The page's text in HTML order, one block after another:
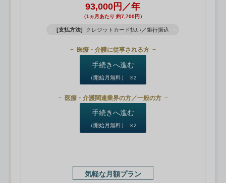
93,000円／年
（1ヵ月あたり 約7,700円）
[支払方法] クレジットカード払い／銀行振込
医療・介護に従事される方
手続きへ進む
（開始月無料） ※2
医療・介護関連業界の方／一般の方
手続きへ進む
（開始月無料） ※2
気軽な月額プラン